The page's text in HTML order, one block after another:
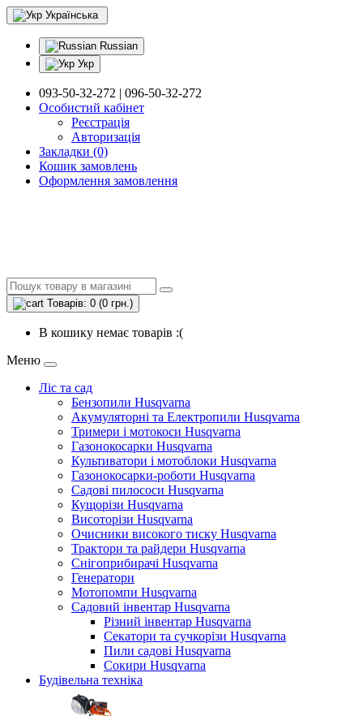
Українська
Russian
Укр
093-50-32-272 | 096-50-32-272
Особистий кабінет
Реєстрація
Авторизація
Закладки (0)
Кошик замовлень
Оформлення замовлення
Товарів: 0 (0 грн.)
В кошику немає товарів :(
Меню
Ліс та сад
Бензопили Husqvarna
Акумуляторні та Електропили Husqvarna
Тримери і мотокоси Husqvarna
Газонокосарки Husqvarna
Культиватори і мотоблоки Husqvarna
Газонокосарки-роботи Husqvarna
Садові пилососи Husqvarna
Кущорізи Husqvarna
Висоторізи Husqvarna
Очисники високого тиску Husqvarna
Трактори та райдери Husqvarna
Снігоприбирачі Husqvarna
Генератори
Мотопомпи Husqvarna
Садовий інвентар Husqvarna
Різний інвентар Husqvarna
Секатори та сучкорізи Husqvarna
Пили садові Husqvarna
Сокири Husqvarna
Будівельна техніка